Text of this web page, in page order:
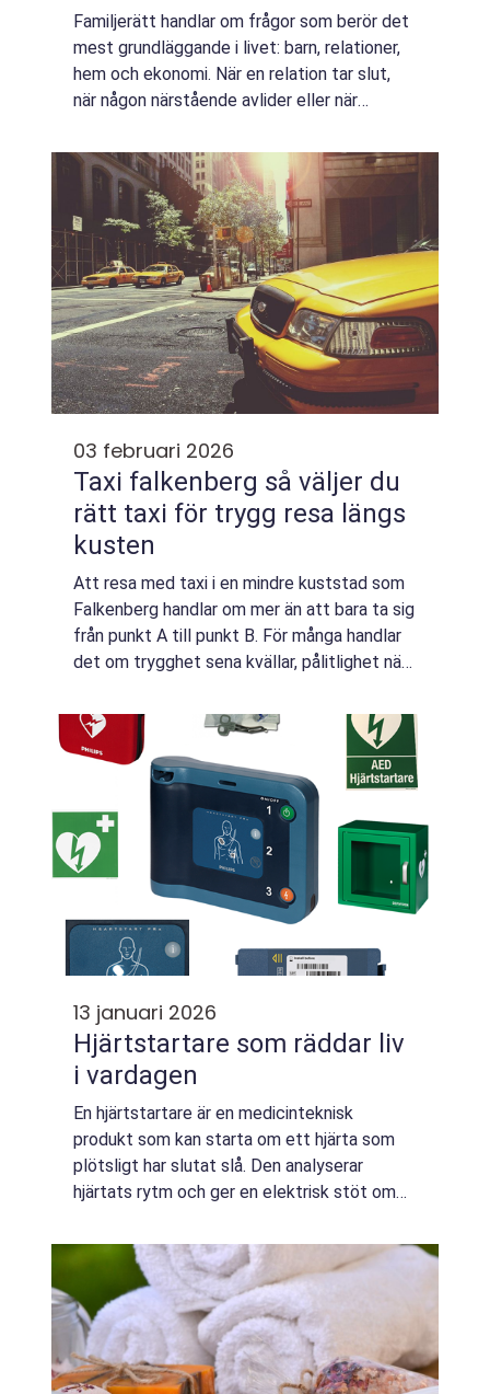
Familjerätt handlar om frågor som berör det
mest grundläggande i livet: barn, relationer,
hem och ekonomi. När en relation tar slut,
när någon närstående avlider eller när
uppstår ofta både juridiska och kä...
03 februari 2026
Taxi falkenberg så väljer du
rätt taxi för trygg resa längs
kusten
Att resa med taxi i en mindre kuststad som
Falkenberg handlar om mer än att bara ta sig
från punkt A till punkt B. För många handlar
det om trygghet sena kvällar, pålitlighet när
äldre eller gäster behöver s...
13 januari 2026
Hjärtstartare som räddar liv
i vardagen
En hjärtstartare är en medicinteknisk
produkt som kan starta om ett hjärta som
plötsligt har slutat slå. Den analyserar
hjärtats rytm och ger en elektrisk stöt om